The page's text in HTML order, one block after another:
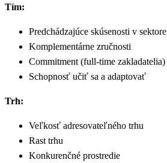
Tím:
Predchádzajúce skúsenosti v sektore
Komplementárne zručnosti
Commitment (full-time zakladatelia)
Schopnosť učiť sa a adaptovať
Trh:
Veľkosť adresovateľného trhu
Rast trhu
Konkurenčné prostredie